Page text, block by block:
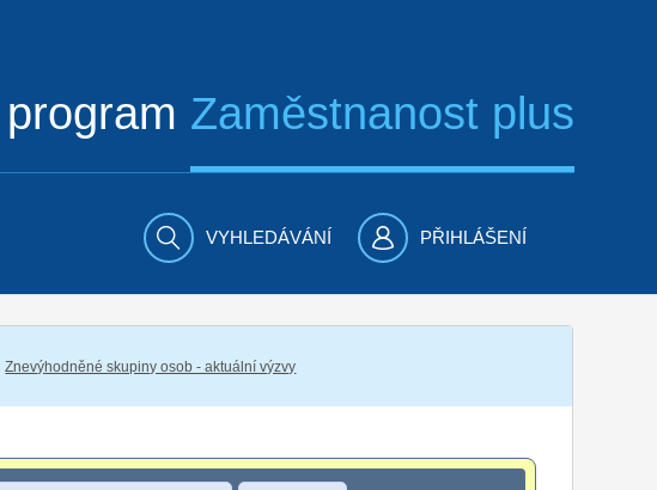
Zaměstnanost plus
VYHLEDÁVÁNÍ PŘIHLÁŠENÍ
Znevýhodněné skupiny osob - aktuální výzvy